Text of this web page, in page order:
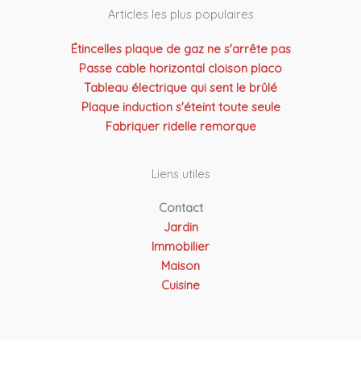
Articles les plus populaires
Étincelles plaque de gaz ne s'arrête pas
Passe cable horizontal cloison placo
Tableau électrique qui sent le brûlé
Plaque induction s'éteint toute seule
Fabriquer ridelle remorque
Liens utiles
Contact
Jardin
Immobilier
Maison
Cuisine